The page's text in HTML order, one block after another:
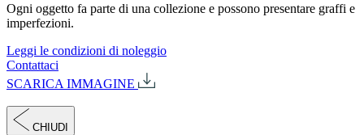
Ogni oggetto fa parte di una collezione e possono presentare graffi e
imperfezioni.
Leggi le condizioni di noleggio
Contattaci
SCARICA IMMAGINE
CHIUDI